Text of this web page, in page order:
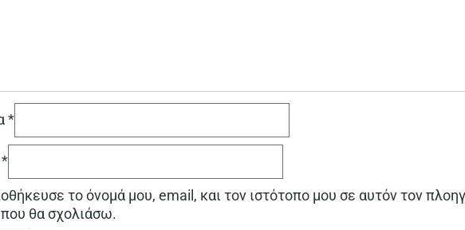
*
*
το όνομά μου, email, και τον ιστότοπο μου σε αυτόν τον
θα σχολιάσω.